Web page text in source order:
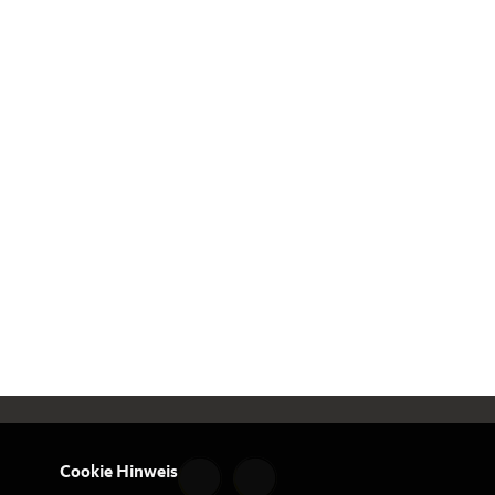
Cookie Hinweis